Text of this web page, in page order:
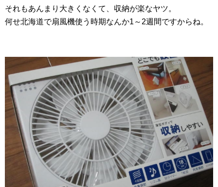
それもあんまり大きくなくて、収納が楽なヤツ。
何せ北海道で扇風機使う時期なんか1～2週間ですからね。